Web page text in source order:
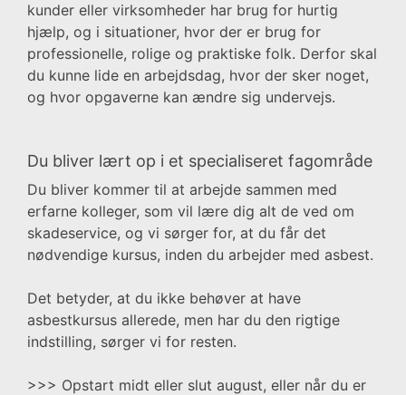
kunder eller virksomheder har brug for hurtig
hjælp, og i situationer, hvor der er brug for
professionelle, rolige og praktiske folk. Derfor skal
du kunne lide en arbejdsdag, hvor der sker noget,
og hvor opgaverne kan ændre sig undervejs.
Du bliver lært op i et specialiseret fagområde
Du bliver kommer til at arbejde sammen med
erfarne kolleger, som vil lære dig alt de ved om
skadeservice, og vi sørger for, at du får det
nødvendige kursus, inden du arbejder med asbest.
Det betyder, at du ikke behøver at have
asbestkursus allerede, men har du den rigtige
indstilling, sørger vi for resten.
>>> Opstart midt eller slut august, eller når du er